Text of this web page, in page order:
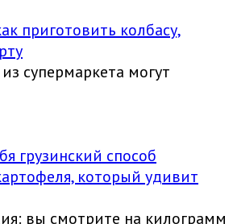
приготовить колбасу,
супермаркета могут
грузинский способ
который удивит
вы смотрите на килограмм